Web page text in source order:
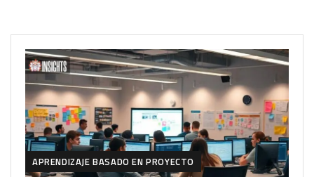
APRENDIZAJE BASADO EN PROYECTO